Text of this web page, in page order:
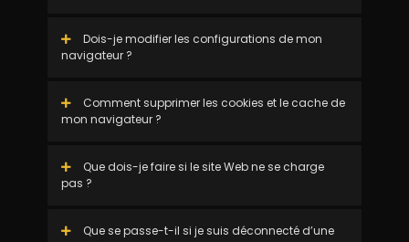
Dois-je modifier les configurations de mon
navigateur ?
Comment supprimer les cookies et le cache de
mon navigateur ?
Que dois-je faire si le site Web ne se charge
pas ?
Que se passe-t-il si je suis déconnecté d’une